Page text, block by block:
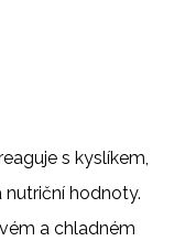
s kyslíkem,
nutriční hodnoty.
a chladném